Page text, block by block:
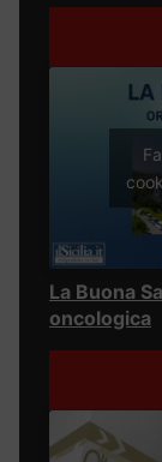
La Buona
oncologica